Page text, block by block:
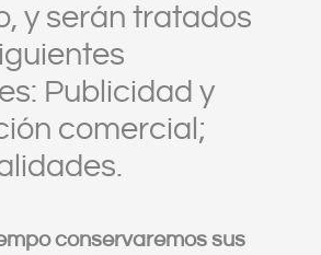
y serán tratados
Publicidad y
comercial;
conservaremos sus